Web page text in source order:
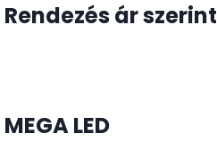
Rendezés ár szerint
MEGA LED